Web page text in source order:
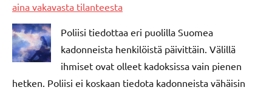
aina vakavasta tilanteesta
Poliisi tiedottaa eri puolilla Suomea
kadonneista henkilöistä päivittäin. Välillä
ihmiset ovat olleet kadoksissa vain pienen
hetken. Poliisi ei koskaan tiedota kadonneista vähäisin